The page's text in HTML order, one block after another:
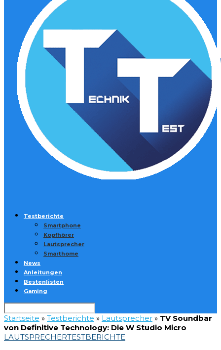
Testberichte
Smartphone
Kopfhörer
Lautsprecher
Smarthome
News
Anleitungen
Bestenlisten
Gaming
Startseite » Testberichte » Lautsprecher » TV Soundbar
von Definitive Technology: Die W Studio Micro
LAUTSPRECHERTESTBERICHTE